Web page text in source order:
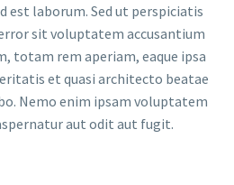
est laborum. Sed ut perspiciatis
sit voluptatem accusantium
totam rem aperiam, eaque ipsa
et quasi architecto beatae
Nemo enim ipsam voluptatem
aut odit aut fugit.